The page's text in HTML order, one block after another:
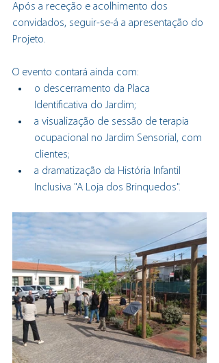
Após a receção e acolhimento dos
convidados, seguir-se-á a apresentação do
Projeto.
O evento contará ainda com:
o descerramento da Placa
Identificativa do Jardim;
a visualização de sessão de terapia
ocupacional no Jardim Sensorial, com
clientes;
a dramatização da História Infantil
Inclusiva "A Loja dos Brinquedos".